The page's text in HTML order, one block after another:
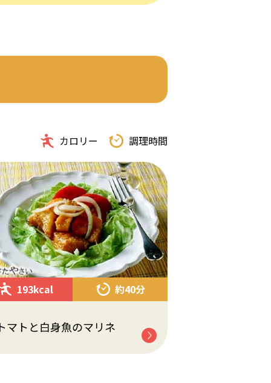
カロリー 調理時間
193kcal 約40分
マトと白身魚のマリネ